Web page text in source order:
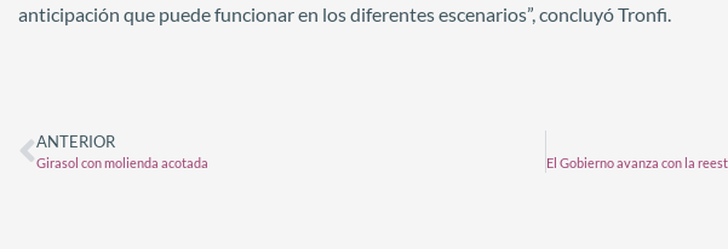
anticipación que puede funcionar en los diferentes escenarios”, concluyó Tronfi.
ANTERIOR
Girasol con molienda acotada